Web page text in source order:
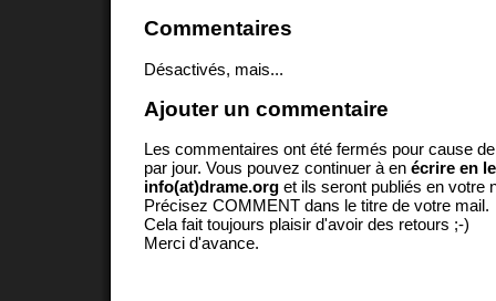
Commentaires
Désactivés, mais...
Ajouter un commentaire
Les commentaires ont été fermés pour cause
par jour. Vous pouvez continuer à en écrire en
info(at)drame.org et ils seront publiés en votre
Précisez COMMENT dans le titre de votre mail.
Cela fait toujours plaisir d'avoir des retours ;-)
Merci d'avance.